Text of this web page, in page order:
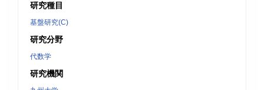
研究種目
基盤研究(C)
研究分野
代数学
研究機関